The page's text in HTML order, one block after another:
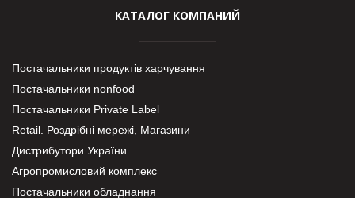
КАТАЛОГ КОМПАНИЙ
Постачальники продуктів харчування
Постачальники nonfood
Постачальники Private Label
Retail. Роздрібні мережі, Магазини
Дистрибутори України
Агропромисловий комплекс
Постачальники обладнання